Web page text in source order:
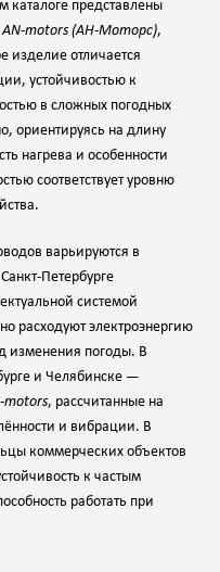
каталоге представлены
AN‑motors (АН‑Моторс),
изделие отличается
устойчивостью к
в сложных погодных
ориентируясь на длину
нагрева и особенности
соответствует уровню
варьируются в
системой
расходуют электроэнергию
изменения погоды. В
и Челябинске —
, рассчитанные на
и вибрации. В
коммерческих объектов
к частым
работать при